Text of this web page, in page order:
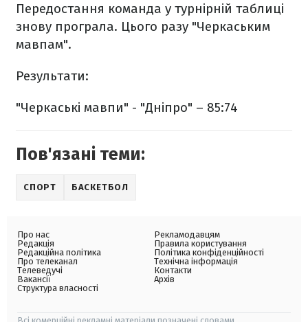
Передостання команда у турнірній таблиці
знову програла. Цього разу "Черкаським
мавпам".
Результати:
"Черкаські мавпи" - "Дніпро" – 85:74
Пов'язані теми:
СПОРТ БАСКЕТБОЛ
Про нас
Редакція
Редакційна політика
Про телеканал
Телеведучі
Вакансії
Структура власності
Рекламодавцям
Правила користування
Політика конфіденційності
Технічна інформація
Контакти
Архів